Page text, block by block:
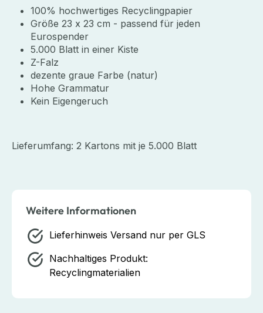
100% hochwertiges Recyclingpapier
Größe 23 x 23 cm - passend für jeden
Eurospender
5.000 Blatt in einer Kiste
Z-Falz
dezente graue Farbe (natur)
Hohe Grammatur
Kein Eigengeruch
Lieferumfang: 2 Kartons mit je 5.000 Blatt
Weitere Informationen
Lieferhinweis Versand nur per GLS
Nachhaltiges Produkt:
Recyclingmaterialien